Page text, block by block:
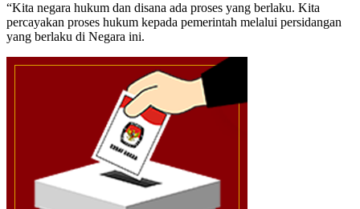
“Kita negara hukum dan disana ada proses yang berlaku. Kita
percayakan proses hukum kepada pemerintah melalui persidangan
yang berlaku di Negara ini.